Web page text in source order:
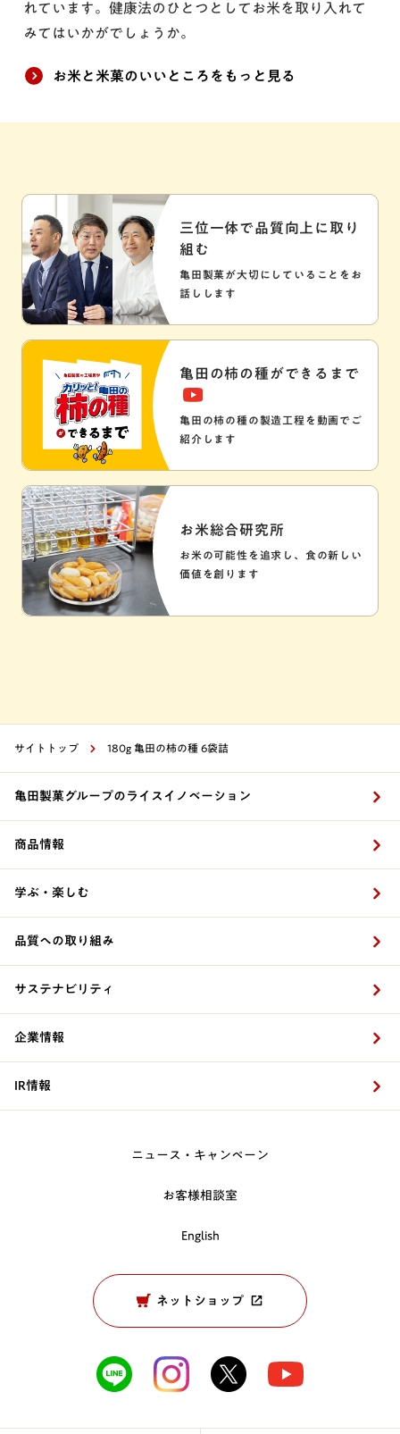
れています。健康法のひとつとしてお米を取り入れて
みてはいかがでしょうか。
お米と米菓のいいところをもっと見る
三位一体で品質向上に取り
組む
亀田製菓が大切にしていることをお
話しします
亀田の柿の種ができるまで
亀田の柿の種の製造工程を動画でご
紹介します
お米総合研究所
お米の可能性を追求し、食の新しい
価値を創ります
サイトトップ 180g 亀田の柿の種 6袋詰
亀田製菓グループのライスイノベーション
商品情報
学ぶ・楽しむ
品質への取り組み
サステナビリティ
企業情報
IR情報
ニュース・キャンペーン
お客様相談室
English
ネットショップ